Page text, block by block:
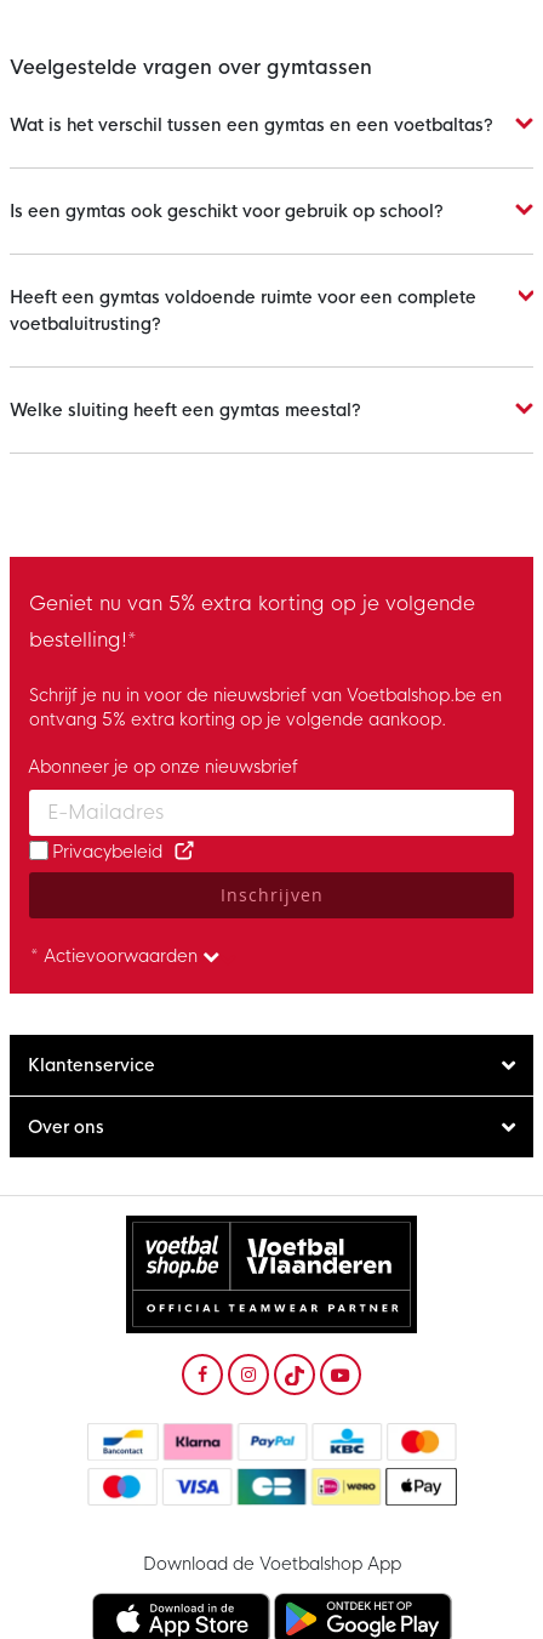
Veelgestelde vragen over gymtassen
Wat is het verschil tussen een gymtas en een voetbaltas?
Is een gymtas ook geschikt voor gebruik op school?
Heeft een gymtas voldoende ruimte voor een complete
voetbaluitrusting?
Welke sluiting heeft een gymtas meestal?
Geniet nu van 5% extra korting op je volgende
bestelling!*
Schrijf je nu in voor de nieuwsbrief van Voetbalshop.be en
ontvang 5% extra korting op je volgende aankoop.
Enter your email and accept the privacy policy to subscribe to
Abonneer je op onze nieuwsbrief
Privacybeleid
Inschrijven
* Actievoorwaarden
Klantenservice
Over ons
Download de Voetbalshop App